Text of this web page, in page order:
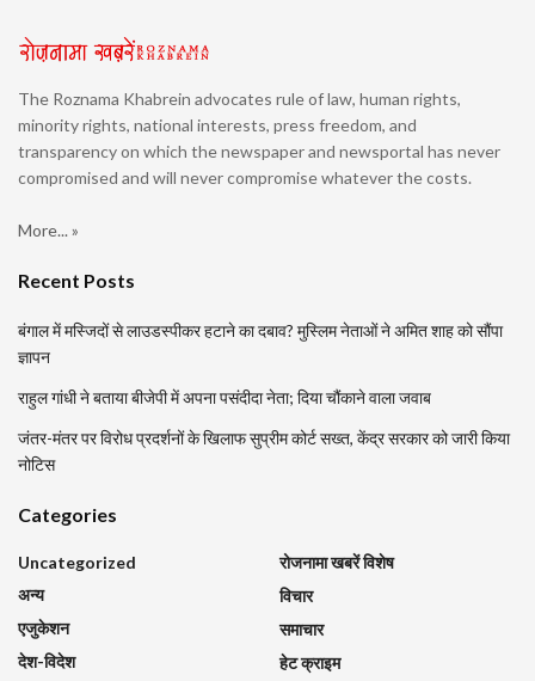
The Roznama Khabrein advocates rule of law, human rights,
minority rights, national interests, press freedom, and
transparency on which the newspaper and newsportal has never
compromised and will never compromise whatever the costs.
More... »
Recent Posts
बंगाल में मस्जिदों से लाउडस्पीकर हटाने का दबाव? मुस्लिम नेताओं ने अमित शाह को सौंपा
ज्ञापन
राहुल गांधी ने बताया बीजेपी में अपना पसंदीदा नेता; दिया चौंकाने वाला जवाब
जंतर-मंतर पर विरोध प्रदर्शनों के खिलाफ सुप्रीम कोर्ट सख्त, केंद्र सरकार को जारी किया
नोटिस
Categories
Uncategorized
अन्य
एजुकेशन
देश-विदेश
रोजनामा खबरें विशेष
विचार
समाचार
हेट क्राइम